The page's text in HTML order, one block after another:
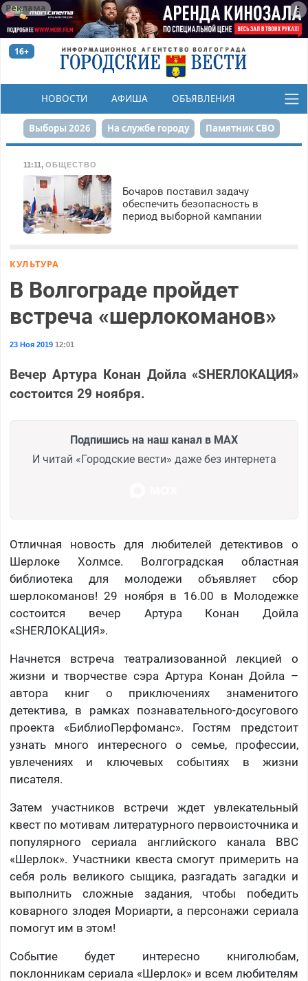
Реклама
16+
НОВОСТИ АФИША ОБЪЯВЛЕНИЯ
КОНКУРСЫ
Выборы 2026 На службе городу Памятник СВО
Набережная День Победы Реконструкция ЦПКиО
80-летие Победы Парк Героев-летчиков
11:11, ОБЩЕСТВО
Бочаров поставил задачу
обеспечить безопасность в
период выборной кампании
КУЛЬТУРА
В Волгограде пройдет
встреча «шерлокоманов»
23 Ноя 201912:01
Вечер Артура Конан Дойла «SHERЛОКАЦИЯ»
состоится 29 ноября.
Подпишись на наш канал в MAX
И читай «Городские вести» даже без интернета
Отличная новость для любителей детективов о
Шерлоке Холмсе. Волгоградская областная
библиотека для молодежи объявляет сбор
шерлокоманов! 29 ноября в 16.00 в Молодежке
состоится вечер Артура Конан Дойла
«SHERЛОКАЦИЯ».
Начнется встреча театрализованной лекцией о
жизни и творчестве сэра Артура Конан Дойла –
автора книг о приключениях знаменитого
детектива, в рамках познавательного-досугового
проекта «БиблиоПерфоманс». Гостям предстоит
узнать много интересного о семье, профессии,
увлечениях и ключевых событиях в жизни
писателя.
Затем участников встречи ждет увлекательный
квест по мотивам литературного первоисточника и
популярного сериала английского канала BBC
«Шерлок». Участники квеста смогут примерить на
себя роль великого сыщика, разгадать загадки и
выполнить сложные задания, чтобы победить
коварного злодея Мориарти, а персонажи сериала
помогут им в этом!
Событие будет интересно книголюбам,
поклонникам сериала «Шерлок» и всем любителям